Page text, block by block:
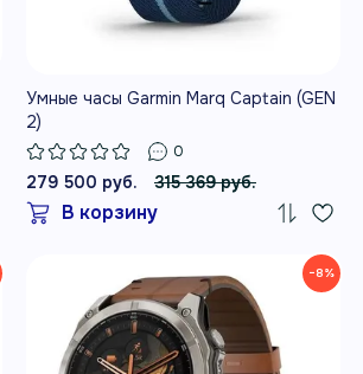
Умные часы Garmin Marq Captain (GEN
2)
0
279 500 руб. 315 369 руб.
В корзину
−8%